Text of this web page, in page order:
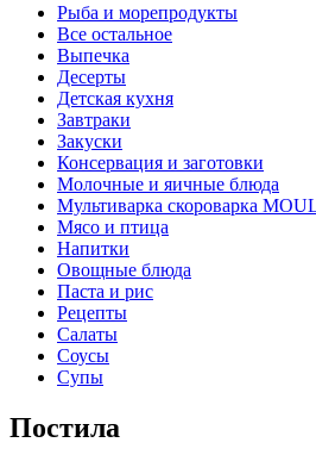
Pыба и морепродукты
Все остальное
Выпечка
Десерты
Детская кухня
Завтраки
Закуски
Консервация и заготовки
Молочные и яичные блюда
Мультиварка скороварка
Мясо и птица
Напитки
Овощные блюда
Паста и рис
Рецепты
Салаты
Соусы
Супы
Постила